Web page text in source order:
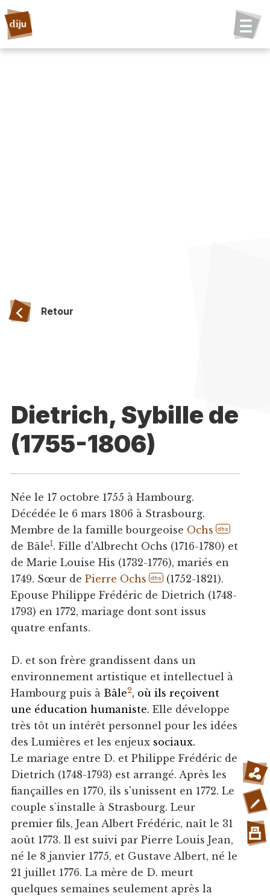
Retour
Dietrich, Sybille de
(1755-1806)
Née le 17 octobre 1755 à Hambourg.
Décédée le 6 mars 1806 à Strasbourg.
Membre de la famille bourgeoise Ochs dhs
de Bâle1. Fille d'Albrecht Ochs (1716-1780) et
de Marie Louise His (1732-1776), mariés en
1749. Sœur de Pierre Ochs dhs (1752-1821).
Epouse Philippe Frédéric de Dietrich (1748-
1793) en 1772, mariage dont sont issus
quatre enfants.
D. et son frère grandissent dans un
environnement artistique et intellectuel à
Hambourg puis à Bâle2, où ils reçoivent
une éducation humaniste. Elle développe
très tôt un intérêt personnel pour les idées
des Lumières et les enjeux sociaux.
Le mariage entre D. et Philippe Frédéric de
Dietrich (1748-1793) est arrangé. Après les
fiançailles en 1770, ils s'unissent en 1772. Le
couple s`installe à Strasbourg. Leur
premier fils, Jean Albert Frédéric, naît le 31
août 1773. Il est suivi par Pierre Louis Jean,
né le 8 janvier 1775, et Gustave Albert, né le
21 juillet 1776. La mère de D. meurt
quelques semaines seulement après la